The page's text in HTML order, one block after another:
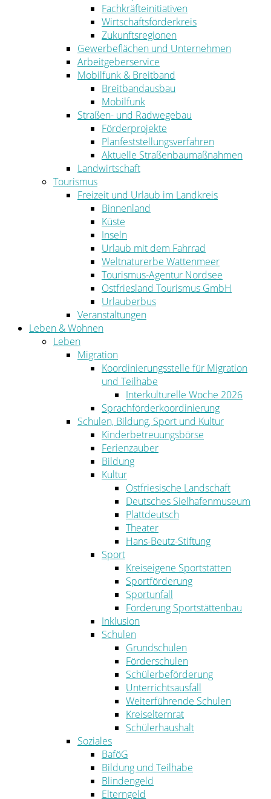
Fachkräfteinitiativen
Wirtschaftsförderkreis
Zukunftsregionen
Gewerbeflächen und Unternehmen
Arbeitgeberservice
Mobilfunk & Breitband
Breitbandausbau
Mobilfunk
Straßen- und Radwegebau
Förderprojekte
Planfeststellungsverfahren
Aktuelle Straßenbaumaßnahmen
Landwirtschaft
Tourismus
Freizeit und Urlaub im Landkreis
Binnenland
Küste
Inseln
Urlaub mit dem Fahrrad
Weltnaturerbe Wattenmeer
Tourismus-Agentur Nordsee
Ostfriesland Tourismus GmbH
Urlauberbus
Veranstaltungen
Leben & Wohnen
Leben
Migration
Koordinierungsstelle für Migration
und Teilhabe
Interkulturelle Woche 2026
Sprachförderkoordinierung
Schulen, Bildung, Sport und Kultur
Kinderbetreuungsbörse
Ferienzauber
Bildung
Kultur
Ostfriesische Landschaft
Deutsches Sielhafenmuseum
Plattdeutsch
Theater
Hans-Beutz-Stiftung
Sport
Kreiseigene Sportstätten
Sportförderung
Sportunfall
Förderung Sportstättenbau
Inklusion
Schulen
Grundschulen
Förderschulen
Schülerbeförderung
Unterrichtsausfall
Weiterführende Schulen
Kreiselternrat
Schülerhaushalt
Soziales
BaföG
Bildung und Teilhabe
Blindengeld
Elterngeld